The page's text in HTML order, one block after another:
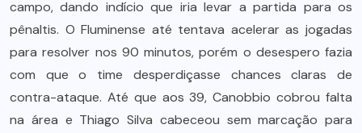
campo, dando indício que iria levar a partida para os
pênaltis. O Fluminense até tentava acelerar as jogadas
para resolver nos 90 minutos, porém o desespero fazia
com que o time desperdiçasse chances claras de
contra-ataque. Até que aos 39, Canobbio cobrou falta
na área e Thiago Silva cabeceou sem marcação para